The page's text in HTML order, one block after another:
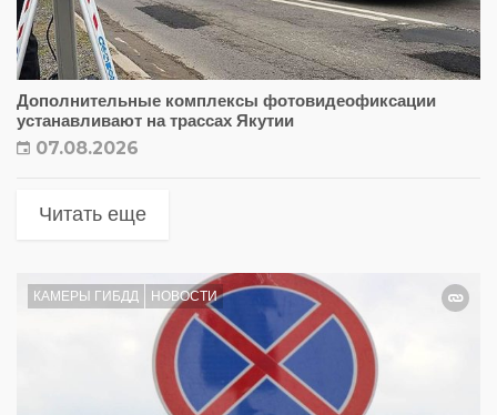
Дополнительные комплексы фотовидеофиксации
устанавливают на трассах Якутии
07.08.2026
Читать еще
КАМЕРЫ ГИБДД НОВОСТИ